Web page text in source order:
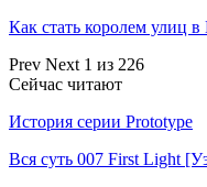
Как стать королем улиц
Prev Next 1 из 226
Сейчас читают
История серии Prototype
Вся суть 007 First Light